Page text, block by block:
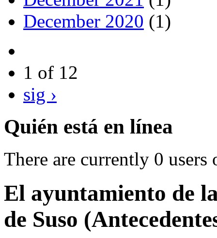
December 2020 (1)
1 of 12
sig ›
Quién está en línea
There are currently 0 users
El ayuntamiento de
de Suso